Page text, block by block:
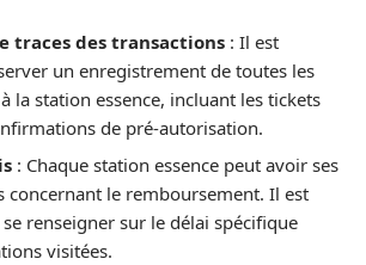
traces des transactions : Il est
un enregistrement de toutes les
la station essence, incluant les tickets
de pré-autorisation.
: Chaque station essence peut avoir ses
concernant le remboursement. Il est
renseigner sur le délai spécifique
visitées.